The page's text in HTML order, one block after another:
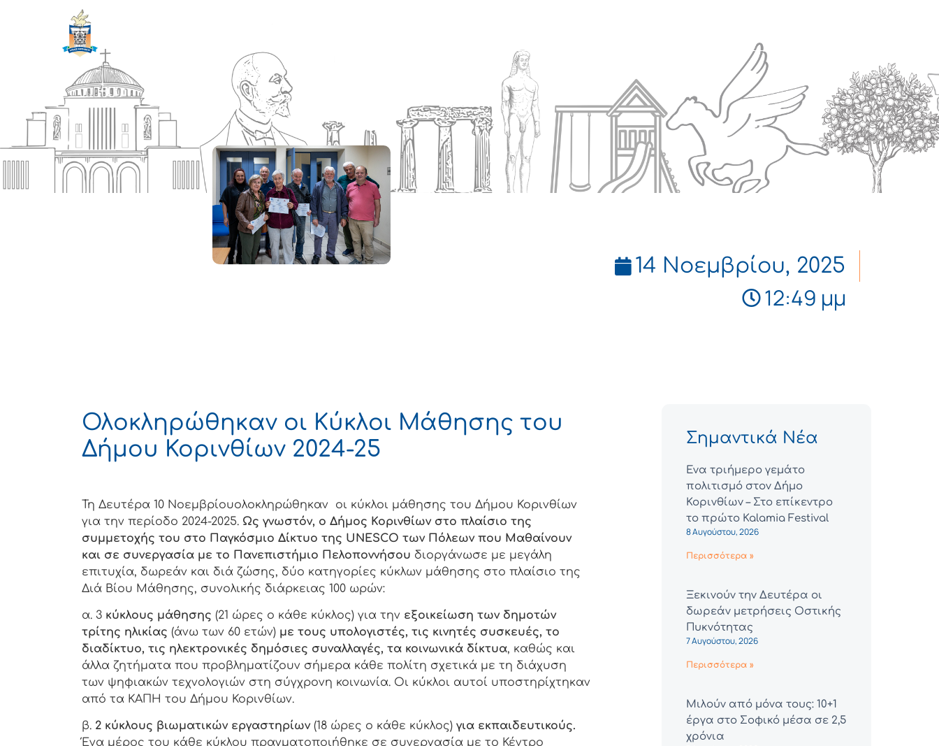
14 Νοεμβρίου, 2025
12:49 μμ
Ολοκληρώθηκαν οι Κύκλοι Μάθησης του
Δήμου Κορινθίων 2024-25
Τη Δευτέρα 10 Νοεμβρίουολοκληρώθηκαν οι κύκλοι μάθησης του Δήμου Κορινθίων
για την περίοδο 2024-2025. Ως γνωστόν, ο Δήμος Κορινθίων στο πλαίσιο της
συμμετοχής του στο Παγκόσμιο Δίκτυο της UNESCO των Πόλεων που Μαθαίνουν
και σε συνεργασία με το Πανεπιστήμιο Πελοποννήσου διοργάνωσε με μεγάλη
επιτυχία, δωρεάν και διά ζώσης, δύο κατηγορίες κύκλων μάθησης στο πλαίσιο της
Διά Βίου Μάθησης, συνολικής διάρκειας 100 ωρών:
α. 3 κύκλους μάθησης (21 ώρες ο κάθε κύκλος) για την εξοικείωση των δημοτών
τρίτης ηλικίας (άνω των 60 ετών) με τους υπολογιστές, τις κινητές συσκευές, το
διαδίκτυο, τις ηλεκτρονικές δημόσιες συναλλαγές, τα κοινωνικά δίκτυα, καθώς και
άλλα ζητήματα που προβληματίζουν σήμερα κάθε πολίτη σχετικά με τη διάχυση
των ψηφιακών τεχνολογιών στη σύγχρονη κοινωνία. Οι κύκλοι αυτοί υποστηρίχτηκαν
από τα ΚΑΠΗ του Δήμου Κορινθίων.
β. 2 κύκλους βιωματικών εργαστηρίων (18 ώρες ο κάθε κύκλος) για εκπαιδευτικούς.
Ένα μέρος του κάθε κύκλου πραγματοποιήθηκε σε συνεργασία με το Κέντρο
Σημαντικά Νέα
Ένα τριήμερο γεμάτο
πολιτισμό στον Δήμο
Κορινθίων – Στο επίκεντρο
το πρώτο Kalamia Festival
8 Αυγούστου, 2026
Περισσότερα »
Ξεκινούν την Δευτέρα οι
δωρεάν μετρήσεις Οστικής
Πυκνότητας
7 Αυγούστου, 2026
Περισσότερα »
Μιλούν από μόνα τους: 10+1
έργα στο Σοφικό μέσα σε 2,5
χρόνια